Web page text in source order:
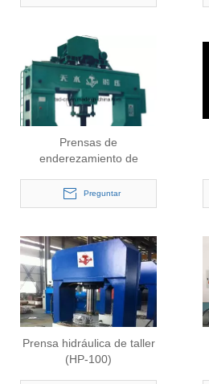
Prensas de
enderezamiento de
de 3 ejes (Y45-315 / 2500
* 4000)
Preguntar
Prensa hidráulica de taller
(HP-100)